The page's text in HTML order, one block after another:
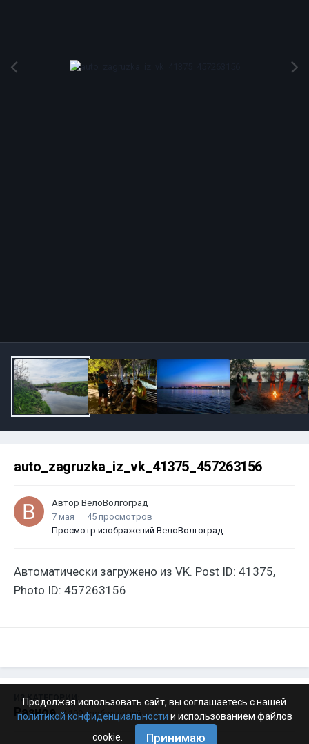
auto_zagruzka_iz_vk_41375_457263156
Автор ВелоВолгоград
7 мая
45 просмотров
Просмотр изображений ВелоВолгоград
Автоматически загружено из VK. Post ID: 41375,
Photo ID: 457263156
ИЗ КАТЕГОРИИ:
Разное · 4 199 изображений
Продолжая использовать сайт, вы соглашаетесь с нашей
политикой конфиденциальности и использованием файлов
cookie.
Принимаю